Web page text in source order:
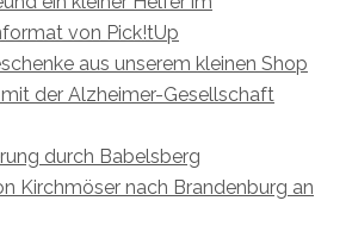
von Pick!tUp
aus unserem kleinen Shop
der Alzheimer-Gesellschaft
durch Babelsberg
Kirchmöser nach Brandenburg an